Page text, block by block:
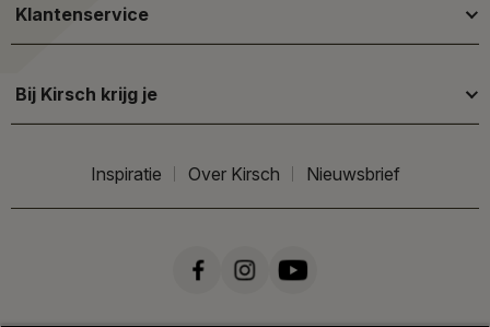
Klantenservice
Bij Kirsch krijg je
Inspiratie Over Kirsch Nieuwsbrief